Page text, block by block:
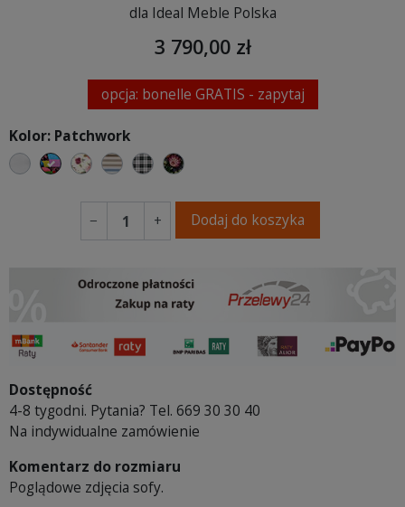
dla Ideal Meble Polska
3 790,00 zł
opcja: bonelle GRATIS - zapytaj
Kolor: Patchwork
marmurPatchworkKwiatowy
PaskiKratkafolk
− + Dodaj do koszyka
Dostępność
4-8 tygodni. Pytania? Tel. 669 30 30 40
Na indywidualne zamówienie
Komentarz do rozmiaru
Poglądowe zdjęcia sofy.